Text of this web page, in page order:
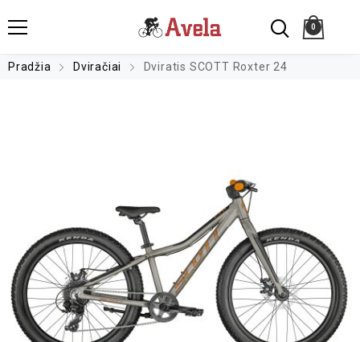
0
Pradžia Dviračiai Dviratis SCOTT Roxter 24